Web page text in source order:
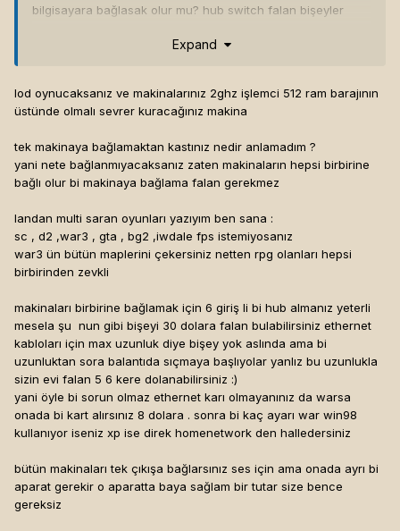
bilgisayara bağlasak olur mu? hub switch falan bişeyler
- ethernet kabloları için max uzunluk limiti var mı?
- bütün bilgisayarları bir elektrik prizine taksak sorun çıkar
mı? (5-6 bilgisayar olacak sanırım)
ses gelsin istemiyoruz, acaba bütün bilgisayarları aynı çıkışa
bağlamak mümkün müdür?[hline] open your heart
home[/b]
Expand
lod oynucaksanız ve makinalarınız 2ghz işlemci 512 ram barajının
üstünde olmalı sevrer kuracağınız makina
tek makinaya bağlamaktan kastınız nedir anlamadım ?
yani nete bağlanmıyacaksanız zaten makinaların hepsi birbirine
bağlı olur bi makinaya bağlama falan gerekmez
landan multi saran oyunları yazıyım ben sana :
sc , d2 ,war3 , gta , bg2 ,iwdale fps istemiyosanız
war3 ün bütün maplerini çekersiniz netten rpg olanları hepsi
birbirinden zevkli
makinaları birbirine bağlamak için 6 giriş li bi hub almanız yeterli
mesela şu nun gibi bişeyi 30 dolara falan bulabilirsiniz ethernet
kabloları için max uzunluk diye bişey yok aslında ama bi
uzunluktan sora balantıda sıçmaya başlıyolar yanlız bu uzunlukla
sizin evi falan 5 6 kere dolanabilirsiniz :)
yani öyle bi sorun olmaz ethernet karı olmayanınız da warsa
onada bi kart alırsınız 8 dolara . sonra bi kaç ayarı war win98
kullanıyor iseniz xp ise direk homenetwork den halledersiniz
bütün makinaları tek çıkışa bağlarsınız ses için ama onada ayrı bi
aparat gerekir o aparatta baya sağlam bir tutar size bence
gereksiz